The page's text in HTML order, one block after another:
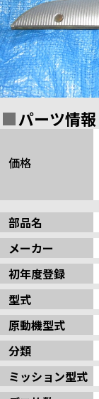
パーツ情報
価格
部品名
メーカー
初年度登録
型式
原動機型式
分類
ミッション型式